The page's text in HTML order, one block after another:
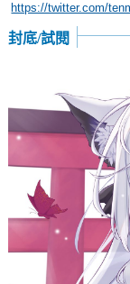
https://twitter.com/
封底/試閱